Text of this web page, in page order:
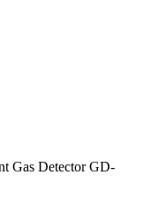
Gas Detector GD-